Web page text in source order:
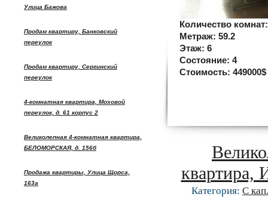
Улица Бажова
Продам квартиру, Банковский
переулок
Продам квартиру, Сергинский
переулок
4-комнатная квартира, Моховой
переулок, д. 61 корпус 2
Великолепная 4-комнатная квартира,
БЕЛОМОРСКАЯ, д. 156б
Продажа квартиры, Улица Щорса,
163а
Количество
Метраж: 59.2
Этаж: 6
Состояние: 4
Стоимость: 449000$
квартира,
Категория: С